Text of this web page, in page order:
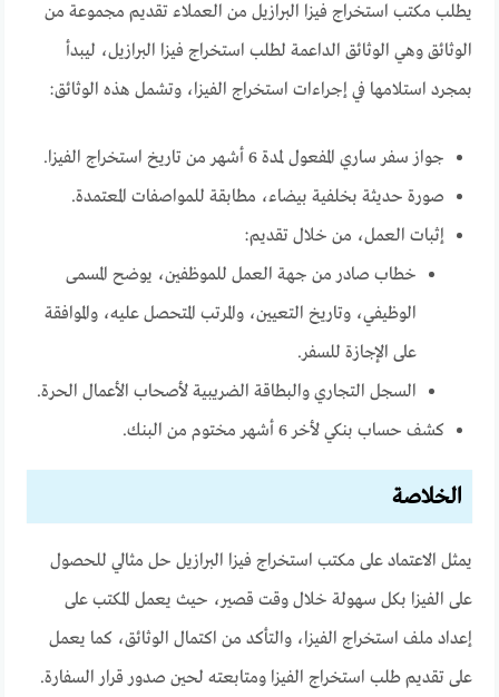
يطلب مكتب استخراج فيزا البرازيل من العملاء تقديم مجموعة من
الوثائق وهي الوثائق الداعمة لطلب استخراج فيزا البرازيل، ليبدأ
بمجرد استلامها في إجراءات استخراج الفيزا، وتشمل هذه الوثائق:
جواز سفر ساري المفعول لمدة 6 أشهر من تاريخ استخراج الفيزا.
صورة حديثة بخلفية بيضاء، مطابقة للمواصفات المعتمدة.
إثبات العمل، من خلال تقديم:
خطاب صادر من جهة العمل للموظفين، يوضح المسمى
الوظيفي، وتاريخ التعيين، والمرتب المتحصل عليه، والموافقة
على الإجازة للسفر.
السجل التجاري والبطاقة الضريبية لأصحاب الأعمال الحرة.
كشف حساب بنكي لأخر 6 أشهر مختوم من البنك.
الخلاصة
يمثل الاعتماد على مكتب استخراج فيزا البرازيل حل مثالي للحصول
على الفيزا بكل سهولة خلال وقت قصير، حيث يعمل المكتب على
إعداد ملف استخراج الفيزا، والتأكد من اكتمال الوثائق، كما يعمل
على تقديم طلب استخراج الفيزا ومتابعته لحين صدور قرار السفارة.